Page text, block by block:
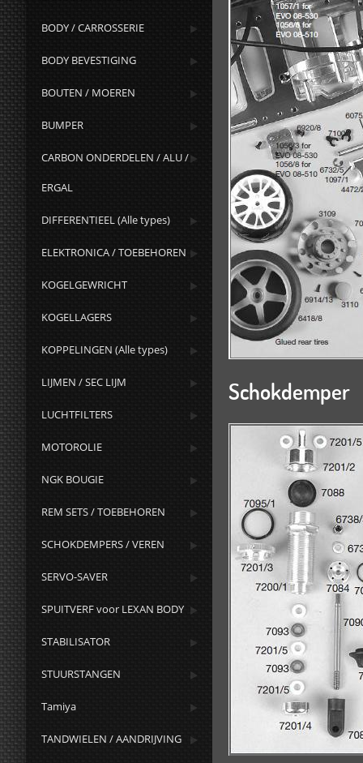
BODY / CARROSSERIE
BODY BEVESTIGING
BOUTEN / MOEREN
BUMPER
CARBON ONDERDELEN / ALU /
ERGAL
DIFFERENTIEEL (Alle types)
ELEKTRONICA / TOEBEHOREN
KOGELGEWRICHT
KOGELLAGERS
KOPPELINGEN (Alle types)
LIJMEN / SEC LIJM
LUCHTFILTERS
MOTOROLIE
NGK BOUGIE
REM SETS / TOEBEHOREN
SCHOKDEMPERS / VEREN
SERVO-SAVER
SPUITVERF voor LEXAN BODY
STABILISATOR
STUURSTANGEN
Tamiya
TANDWIELEN / AANDRIJVING
Schokdemper